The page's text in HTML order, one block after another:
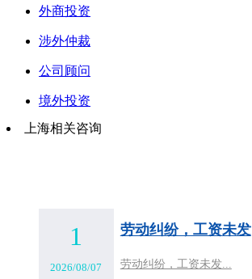
外商投资
涉外仲裁
公司顾问
境外投资
上海相关咨询
1
2026/08/07
劳动纠纷，工资未发
劳动纠纷，工资未发...